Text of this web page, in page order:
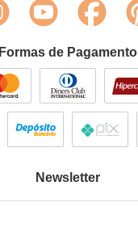
Formas de Pagamento
Newsletter